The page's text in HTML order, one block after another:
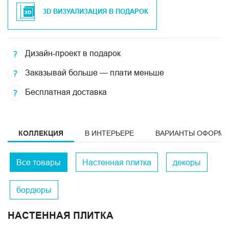
3D ВИЗУАЛИЗАЦИЯ В ПОДАРОК
Дизайн-проект в подарок
Заказывай больше — плати меньше
Бесплатная доставка
КОЛЛЕКЦИЯ В ИНТЕРЬЕРЕ ВАРИАНТЫ
Все товары Настенная плитка декоры
бордюры
НАСТЕННАЯ ПЛИТКА